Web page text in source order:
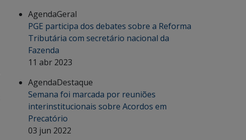
AgendaGeral
PGE participa dos debates sobre a Reforma
Tributária com secretário nacional da
Fazenda
11 abr 2023
AgendaDestaque
Semana foi marcada por reuniões
interinstitucionais sobre Acordos em
Precatório
03 jun 2022